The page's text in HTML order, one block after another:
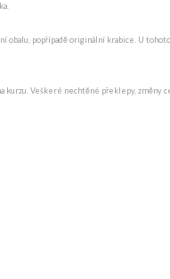
obalu, popřípadě originální krabice. U
kurzu. Veškeré nechtěné překlepy, změny